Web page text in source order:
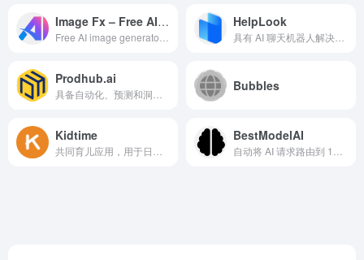
Image Fx – Free AI Image Generator HelpLook
Prodhub.ai Bubbles
Kidtime BestModelAI